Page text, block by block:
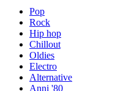
Pop
Rock
Hip hop
Chillout
Oldies
Electro
Alternative
Anni '80